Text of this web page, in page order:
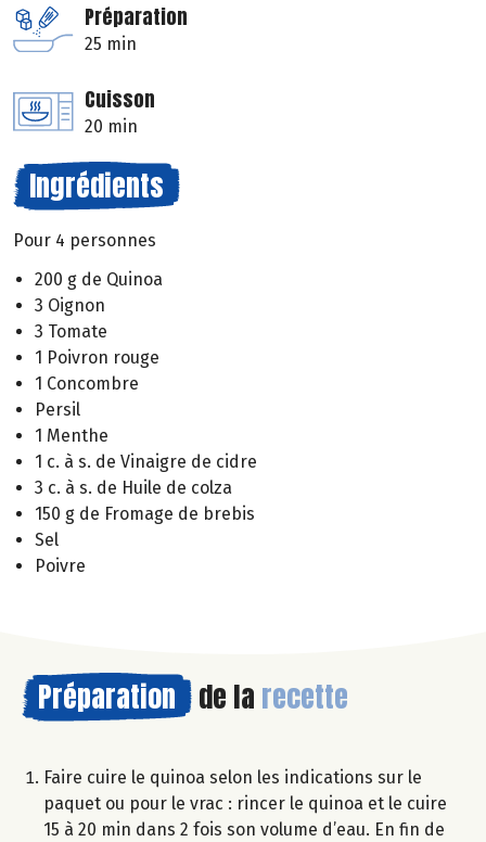
Préparation
25 min
Cuisson
20 min
Ingrédients
Pour 4 personnes
200 g de Quinoa
3 Oignon
3 Tomate
1 Poivron rouge
1 Concombre
Persil
1 Menthe
1 c. à s. de Vinaigre de cidre
3 c. à s. de Huile de colza
150 g de Fromage de brebis
Sel
Poivre
Préparation de la recette
Faire cuire le quinoa selon les indications sur le
paquet ou pour le vrac : rincer le quinoa et le cuire
15 à 20 min dans 2 fois son volume d’eau. En fin de